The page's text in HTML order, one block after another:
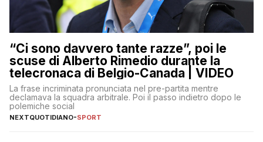
“Ci sono davvero tante razze”, poi le
scuse di Alberto Rimedio durante la
telecronaca di Belgio-Canada | VIDEO
La frase incriminata pronunciata nel pre-partita mentre
declamava la squadra arbitrale. Poi il passo indietro dopo le
polemiche social
NEXTQUOTIDIANO-SPORT